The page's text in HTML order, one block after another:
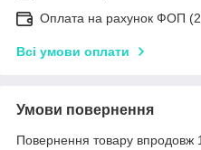
Оплата на рахунок ФОП
Всі умови оплати
Умови повернення
Повернення товару впродовж